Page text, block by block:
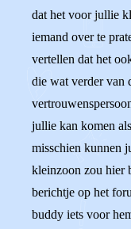
dat het voor jullie
iemand over te
vertellen dat het
die wat verder van
jullie kan komen
misschien kunnen
kleinzoon zou hier
berichtje op het
buddy iets voor